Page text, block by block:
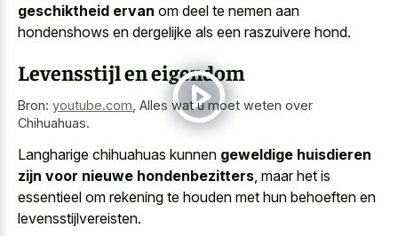
geschiktheid ervan om deel te nemen aan
hondenshows en dergelijke als een raszuivere hond.
Levensstijl en eigendom
Bron: youtube.com Alles wat u moet weten over
Chihuahuas.
Langharige chihuahuas kunnen geweldige huisdieren
zijn voor nieuwe hondenbezitters , maar het is
essentieel om rekening te houden met hun behoeften en
levensstijlvereisten.